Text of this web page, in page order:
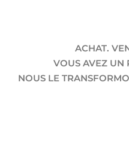
ACHAT.
VOUS AVEZ UN
NOUS LE